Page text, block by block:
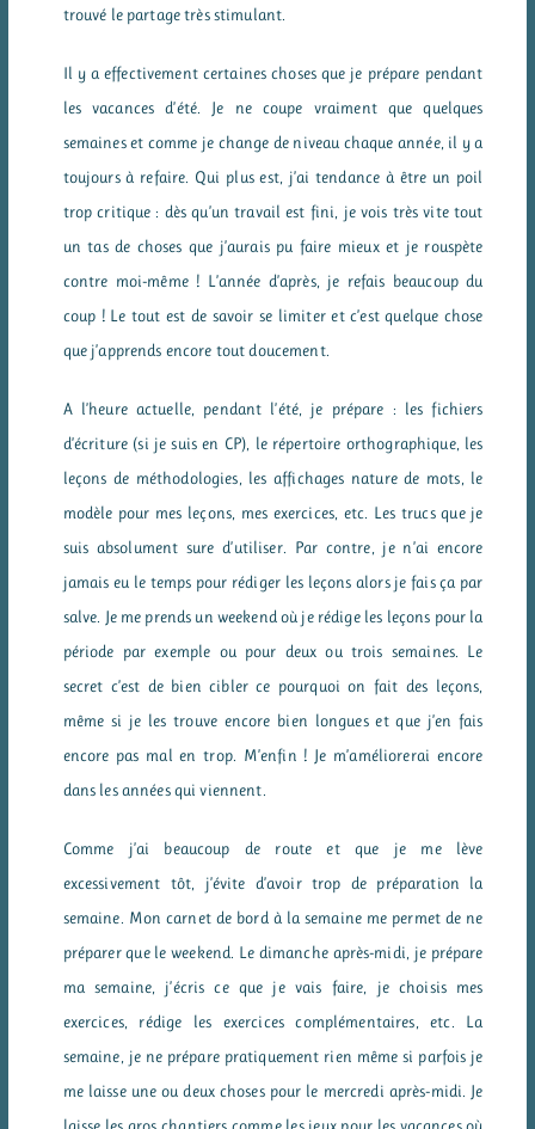
trouvé le partage très stimulant.
Il y a effectivement certaines choses que je prépare pendant
les vacances d’été. Je ne coupe vraiment que quelques
semaines et comme je change de niveau chaque année, il y a
toujours à refaire. Qui plus est, j’ai tendance à être un poil
trop critique : dès qu’un travail est fini, je vois très vite tout
un tas de choses que j’aurais pu faire mieux et je rouspète
contre moi-même ! L’année d’après, je refais beaucoup du
coup ! Le tout est de savoir se limiter et c’est quelque chose
que j’apprends encore tout doucement.
A l’heure actuelle, pendant l’été, je prépare : les fichiers
d’écriture (si je suis en CP), le répertoire orthographique, les
leçons de méthodologies, les affichages nature de mots, le
modèle pour mes leçons, mes exercices, etc. Les trucs que je
suis absolument sure d’utiliser. Par contre, je n’ai encore
jamais eu le temps pour rédiger les leçons alors je fais ça par
salve. Je me prends un weekend où je rédige les leçons pour la
période par exemple ou pour deux ou trois semaines. Le
secret c’est de bien cibler ce pourquoi on fait des leçons,
même si je les trouve encore bien longues et que j’en fais
encore pas mal en trop. M’enfin ! Je m’améliorerai encore
dans les années qui viennent.
Comme j’ai beaucoup de route et que je me lève
excessivement tôt, j’évite d’avoir trop de préparation la
semaine. Mon carnet de bord à la semaine me permet de ne
préparer que le weekend. Le dimanche après-midi, je prépare
ma semaine, j’écris ce que je vais faire, je choisis mes
exercices, rédige les exercices complémentaires, etc. La
semaine, je ne prépare pratiquement rien même si parfois je
me laisse une ou deux choses pour le mercredi après-midi. Je